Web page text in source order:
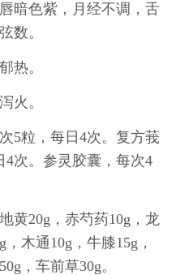
暗色紫，月经不调，舌
数。
热。
火。
粒，每日4次。复方莪
4次。参灵胶囊，每次4
20g，赤芍药10g，龙
木通10g，牛膝15g，
，车前草30g。